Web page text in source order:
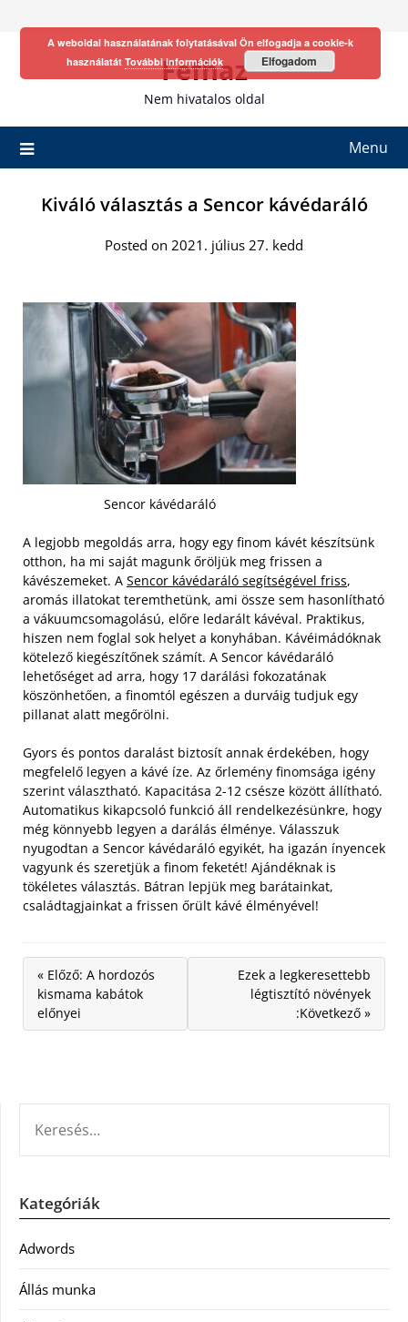
Fefhaz
Nem hivatalos oldal
Menu
Kiváló választás a Sencor kávédaráló
Posted on 2021. július 27. kedd
Sencor kávédaráló
A legjobb megoldás arra, hogy egy finom kávét készítsünk
otthon, ha mi saját magunk őröljük meg frissen a
kávészemeket. A Sencor kávédaráló segítségével friss,
aromás illatokat teremthetünk, ami össze sem hasonlítható
a vákuumcsomagolású, előre ledarált kávéval. Praktikus,
hiszen nem foglal sok helyet a konyhában. Kávéimádóknak
kötelező kiegészítőnek számít. A Sencor kávédaráló
lehetőséget ad arra, hogy 17 darálási fokozatának
köszönhetően, a finomtól egészen a durváig tudjuk egy
pillanat alatt megőrölni.
Gyors és pontos daralást biztosít annak érdekében, hogy
megfelelő legyen a kávé íze. Az őrlemény finomsága igény
szerint választható. Kapacitása 2-12 csésze között állítható.
Automatikus kikapcsoló funkció áll rendelkezésünkre, hogy
még könnyebb legyen a darálás élménye. Válasszuk
nyugodtan a Sencor kávédaráló egyikét, ha igazán ínyencek
vagyunk és szeretjük a finom feketét! Ajándéknak is
tökéletes választás. Bátran lepjük meg barátainkat,
családtagjainkat a frissen őrült kávé élményével!
« Előző: A hordozós
kismama kabátok
előnyei
Ezek a legkeresettebb
légtisztító növények
:Következő »
Kategóriák
Adwords
Állás munka
A weboldal használatának folytatásával Ön elfogadja a cookie-k
használatát További információk Elfogadom